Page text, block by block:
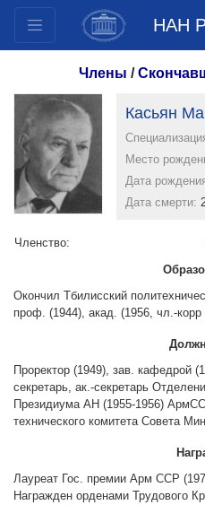
НАН
Документы
Инновационные предложения
Публикации
Фонды
Конкурсы
Международное
Молодежные программы
Веб ресурсы
Другие академии
Публикации в прессе
Члены /
Касьян
Место
Дата
Дата смерти:
Членство:
Окончил Тбилисский
проф. (1944), акад. (1956, чл.-корр
Проректор (1949), зав. кафедрой
секретарь, ак.-секретарь
Президиума АН (1955-1956)
технического комитета Совета
Лауреат Гос. премии Арм ССР
Награжден орденами Трудового